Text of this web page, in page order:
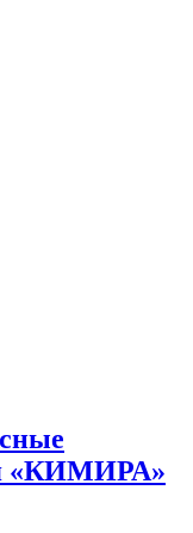
«КИМИРА»